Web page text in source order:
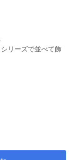
リーズで並べて飾